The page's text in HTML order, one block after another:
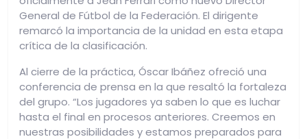
General de Fútbol de la Federación. El dirigente
remarcó la importancia de la unidad en esta etapa
crítica de la clasificación.
Al cierre de la práctica, Óscar Ibáñez ofreció una
conferencia de prensa en la que resaltó la fortaleza
del grupo. “Los jugadores ya saben lo que es luchar
hasta el final en procesos anteriores. Creemos en
nuestras posibilidades y estamos preparados para